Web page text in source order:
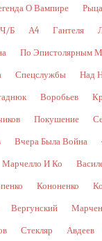
О Вампире
Ч/б А4 Гантеля
По Эпистолярным
Спецслужбы Над
Воробьев
Покушение
Вчера Была Война
Марчелло И Ко
Кононенко
Вергунский
Стекляр Авдеев